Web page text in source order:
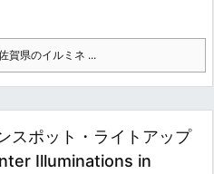
賀県のイルミネ ...
スポット・ライトアップ
Illuminations in